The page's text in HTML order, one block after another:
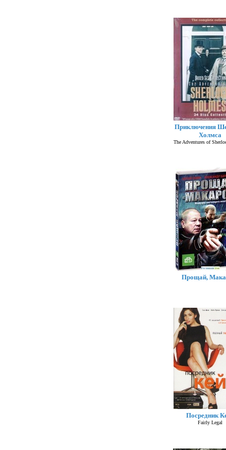
Приключения
Холмса
The Adventures of
Прощай,
Посредник
Fairly Legal